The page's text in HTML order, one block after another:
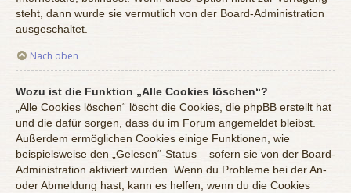
steht, dann wurde sie vermutlich von der Board-Administration
ausgeschaltet.
Nach oben
Wozu ist die Funktion „Alle Cookies löschen“?
„Alle Cookies löschen“ löscht die Cookies, die phpBB erstellt hat
und die dafür sorgen, dass du im Forum angemeldet bleibst.
Außerdem ermöglichen Cookies einige Funktionen, wie
beispielsweise den „Gelesen“-Status – sofern sie von der Board-
Administration aktiviert wurden. Wenn du Probleme bei der An-
oder Abmeldung hast, kann es helfen, wenn du die Cookies